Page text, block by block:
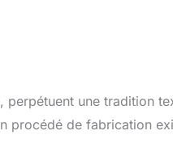
perpétuent une tradition
procédé de fabrication